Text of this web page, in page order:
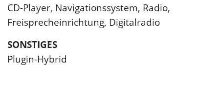
CD-Player, Navigationssystem, Radio,
Freisprecheinrichtung, Digitalradio
SONSTIGES
Plugin-Hybrid